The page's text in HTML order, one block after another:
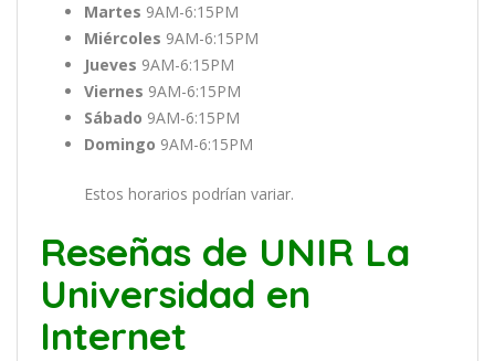
Martes 9AM-6:15PM
Miércoles 9AM-6:15PM
Jueves 9AM-6:15PM
Viernes 9AM-6:15PM
Sábado 9AM-6:15PM
Domingo 9AM-6:15PM
Estos horarios podrían variar.
Reseñas de UNIR La
Universidad en
Internet